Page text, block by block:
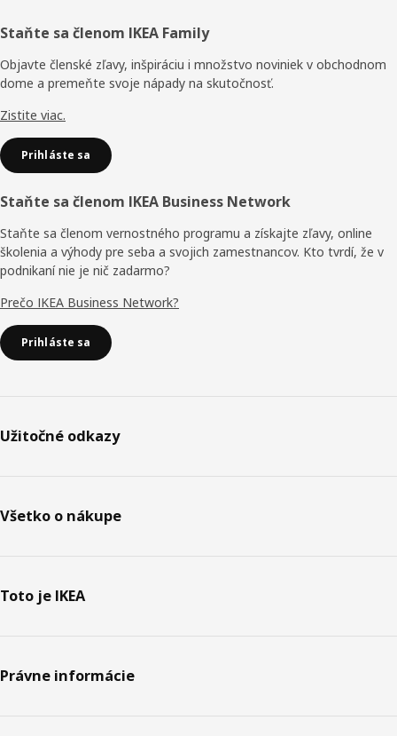
Päta
stránky
Staňte sa členom IKEA Family
Objavte členské zľavy, inšpiráciu i množstvo noviniek v obchodnom
dome a premeňte svoje nápady na skutočnosť.
Zistite viac.
Prihláste sa
Staňte sa členom IKEA Business Network
Staňte sa členom vernostného programu a získajte zľavy, online
školenia a výhody pre seba a svojich zamestnancov. Kto tvrdí, že v
podnikaní nie je nič zadarmo?
Prečo IKEA Business Network?
Prihláste sa
Užitočné odkazy
Všetko o nákupe
Toto je IKEA
Právne informácie